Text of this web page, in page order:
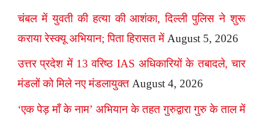
चंबल में युवती की हत्या की आशंका, दिल्ली पुलिस ने शुरू
कराया रेस्क्यू अभियान; पिता हिरासत में August 5, 2026
उत्तर प्रदेश में 13 वरिष्ठ IAS अधिकारियों के तबादले, चार
मंडलों को मिले नए मंडलायुक्त August 4, 2026
‘एक पेड़ माँ के नाम’ अभियान के तहत गुरुद्वारा गुरु के ताल में